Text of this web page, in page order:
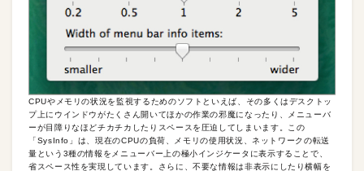
CPUやメモリの状況を監視するためのソフトといえば、その多くはデスクトッ
プ上にウインドウがたくさん開いてほかの作業の邪魔になったり、メニューバ
ーが目障りなほどチカチカしたりスペースを圧迫してしまいます。この
「SysInfo」は、現在のCPUの負荷、メモリの使用状況、ネットワークの転送
量という3種の情報をメニューバー上の極小インジケータに表示することで、
省スペース性を実現しています。さらに、不要な情報は非表示にしたり横幅を